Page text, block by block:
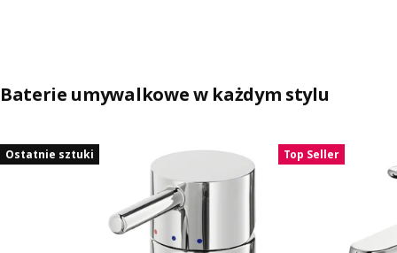
Baterie umywalkowe w każdym stylu
Pomiń aukcję na liście
Ostatnie sztuki Top Seller